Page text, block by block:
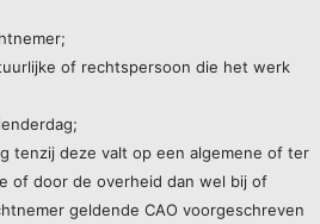
of rechtspersoon die het werk
tenzij deze valt op een algemene of ter
of door de overheid dan wel bij of
geldende CAO voorgeschreven